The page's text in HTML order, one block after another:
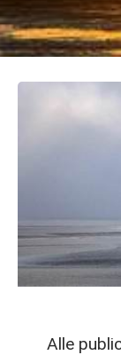
Alle